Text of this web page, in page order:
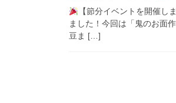
【節分イベントを開催し
ました！今回は「鬼のお面
豆ま […]